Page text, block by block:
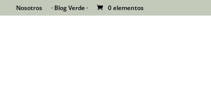
Nosotros · Blog Verde · 0 elementos